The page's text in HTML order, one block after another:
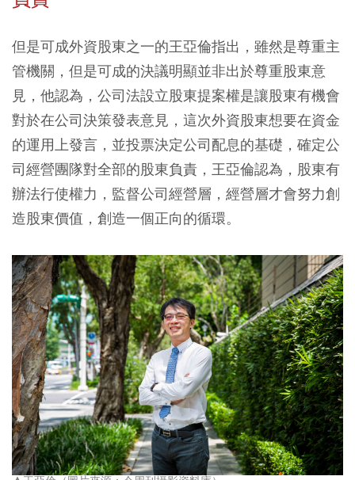
但是可成外資股東之一的王亞倫指出，雖然是尊重主
管機關，但是可成的決議明顯並非出於尊重股東意
見，他認為，公司法設立股東提案權是讓股東有機會
對於在公司決策發表意見，這次外資股東想要在資金
的運用上發言，並投票決定公司配息的基礎，確定公
司經營團隊對全部的股東負責，王亞倫認為，股東有
辦法行使權力，監督公司經營層，經營層才會努力創
造股東價值，創造一個正向的循環。